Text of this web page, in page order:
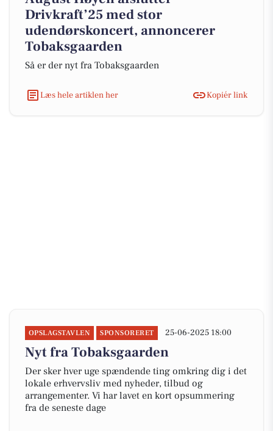
Drivkraft’25 med stor
udendørskoncert, annoncerer
Tobaksgaarden
Så er der nyt fra Tobaksgaarden
Læs hele artiklen her Kopiér link
OPSLAGSTAVLEN SPONSORERET 25-06-2025 18:00
Nyt fra Tobaksgaarden
Der sker hver uge spændende ting omkring dig i det
lokale erhvervsliv med nyheder, tilbud og
arrangementer. Vi har lavet en kort opsummering
fra de seneste dage